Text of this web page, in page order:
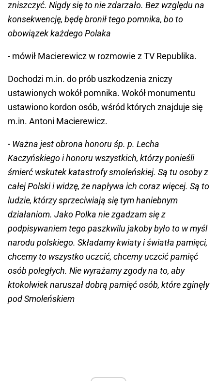
zniszczyć. Nigdy się to nie zdarzało. Bez względu na
konsekwencję, będę bronił tego pomnika, bo to
obowiązek każdego Polaka
- mówił Macierewicz w rozmowie z TV Republika.
Dochodzi m.in. do prób uszkodzenia zniczy
ustawionych wokół pomnika. Wokół monumentu
ustawiono kordon osób, wśród których znajduje się
m.in. Antoni Macierewicz.
- Ważna jest obrona honoru śp. p. Lecha
Kaczyńskiego i honoru wszystkich, którzy ponieśli
śmierć wskutek katastrofy smoleńskiej. Są tu osoby z
całej Polski i widzę, że napływa ich coraz więcej. Są to
ludzie, którzy sprzeciwiają się tym haniebnym
działaniom. Jako Polka nie zgadzam się z
podpisywaniem tego paszkwilu jakoby było to w myśl
narodu polskiego. Składamy kwiaty i światła pamięci,
chcemy to wszystko uczcić, chcemy uczcić pamięć
osób poległych. Nie wyrażamy zgody na to, aby
ktokolwiek naruszał dobrą pamięć osób, które zginęły
pod Smoleńskiem